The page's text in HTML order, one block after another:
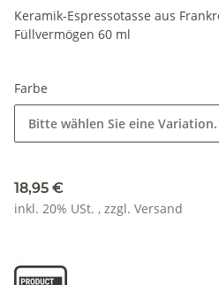
Keramik-Espressotasse aus
Füllvermögen 60 ml
Farbe
Bitte wählen Sie eine Variation.
18,95 €
inkl. 20% USt. , zzgl. Versand